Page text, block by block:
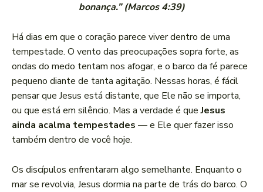
bonança.” (Marcos 4:39)
Há dias em que o coração parece viver dentro de uma
tempestade. O vento das preocupações sopra forte, as
ondas do medo tentam nos afogar, e o barco da fé parece
pequeno diante de tanta agitação. Nessas horas, é fácil
pensar que Jesus está distante, que Ele não se importa,
ou que está em silêncio. Mas a verdade é queJesus
ainda acalma tempestades — e Ele quer fazer isso
também dentro de você hoje.
Os discípulos enfrentaram algo semelhante. Enquanto o
mar se revolvia, Jesus dormia na parte de trás do barco. O